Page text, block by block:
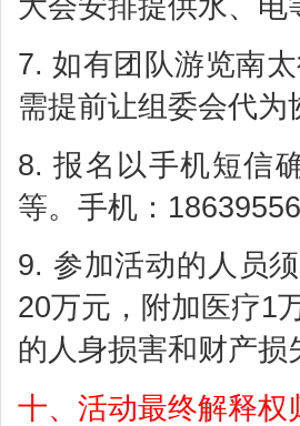
7. 如有团队游览南
需提前让组委会代
8. 报名以手机短信
等。手机：
9. 参加活动的人员
20万元，附加医疗1
的人身损害和财产
十、活动最终解释